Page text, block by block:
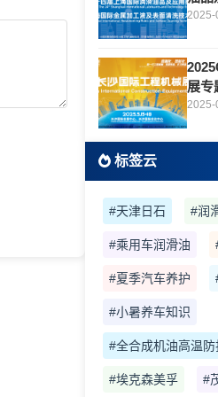
题
2025-
展专
2025-
标签云
#天津日石 #润
#乘用车润滑油
#夏季汽车养护
#小暑养车知识
#全合成机油高温防
#埃克森美孚 #